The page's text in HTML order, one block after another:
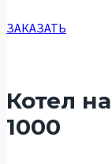
ЗАКАЗАТЬ
Котел
1000